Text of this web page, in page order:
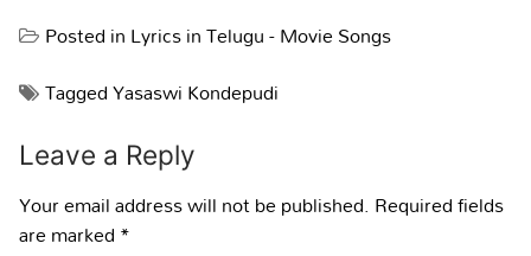
Posted inLyrics in Telugu - Movie Songs
TaggedYasaswi Kondepudi
Leave a Reply
Your email address will not be published. Required fields
are marked*